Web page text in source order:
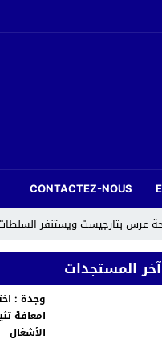
CONTACTEZ-NOUS
عرس بتارجيست ويستنفر
آخر المستجدات
وجدة :
امعافة
الأشغال